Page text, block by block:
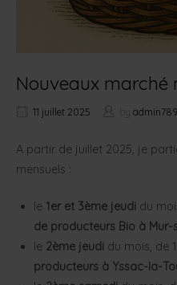
Nouveaux marché
11 juillet 2025
A partir de juillet 2025, je
mensuels :
le 1er et 3ème jeudi du
de producteurs Bio à Mur-
le 2ème jeudi du mois, de
producteurs à Yssac-la-